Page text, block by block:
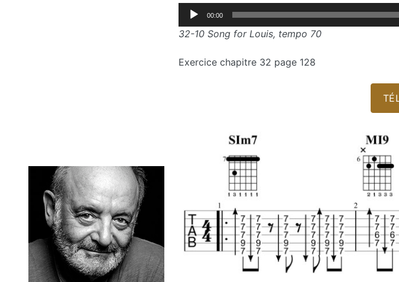
Lecteur
audio
00:00
32-10 Song for Louis, tempo 70
Exercice chapitre 32 page 128